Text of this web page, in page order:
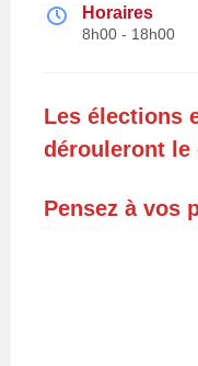
Horaires
8h00 - 18h00
Les élections
dérouleront le
Pensez à vos